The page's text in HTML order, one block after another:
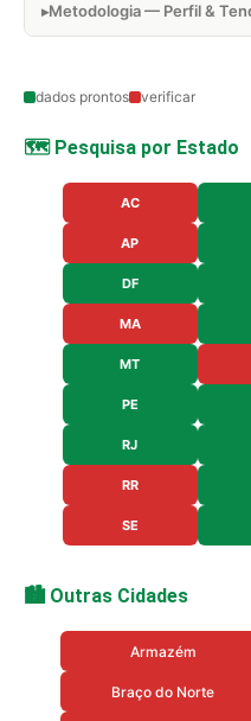
Metodologia — Perfil &
dados prontos verificar
🗺️ Pesquisa por Estado
AC
AP
DF
MA
MT
PE
RJ
RR
SE
🏙️ Outras Cidades
Armazém
Braço do Norte